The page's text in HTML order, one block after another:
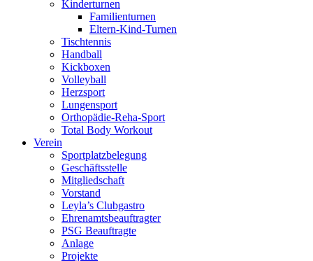
Kinderturnen
Familienturnen
Eltern-Kind-Turnen
Tischtennis
Handball
Kickboxen
Volleyball
Herzsport
Lungensport
Orthopädie-Reha-Sport
Total Body Workout
Verein
Sportplatzbelegung
Geschäftsstelle
Mitgliedschaft
Vorstand
Leyla’s Clubgastro
Ehrenamtsbeauftragter
PSG Beauftragte
Anlage
Projekte